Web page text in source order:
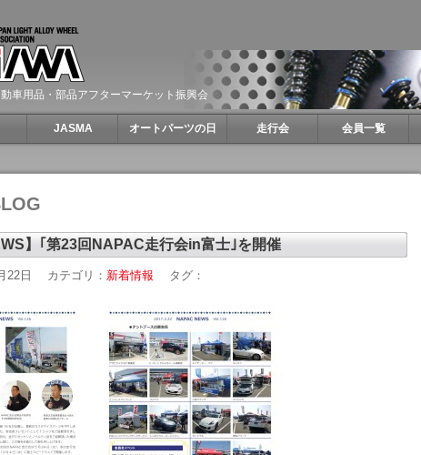
動車用品・部品アフターマーケット振興会
JASMA オートパーツの日 走行会 会員一覧
】｢第23回NAPAC走行会in富士｣を開催
22日 カテゴリ： 新着情報 タグ：